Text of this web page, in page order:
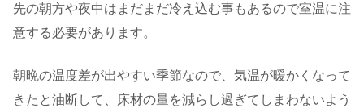
先の朝方や夜中はまだまだ冷え込む事もあるので室温に注
意する必要があります。
朝晩の温度差が出やすい季節なので、気温が暖かくなって
きたと油断して、床材の量を減らし過ぎてしまわないよう